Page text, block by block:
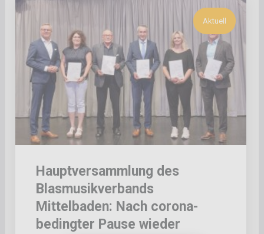
Aktuell
Hauptversammlung des
Blasmusikverbands
Mittelbaden: Nach corona-
bedingter Pause wieder